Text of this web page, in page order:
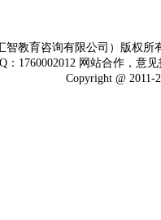
智教育咨询有限公司）版权
：1760002012 网站合作，意
Copyright @